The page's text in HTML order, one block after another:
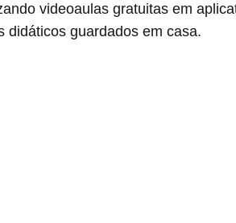
videoaulas gratuitas em
didáticos guardados em casa.